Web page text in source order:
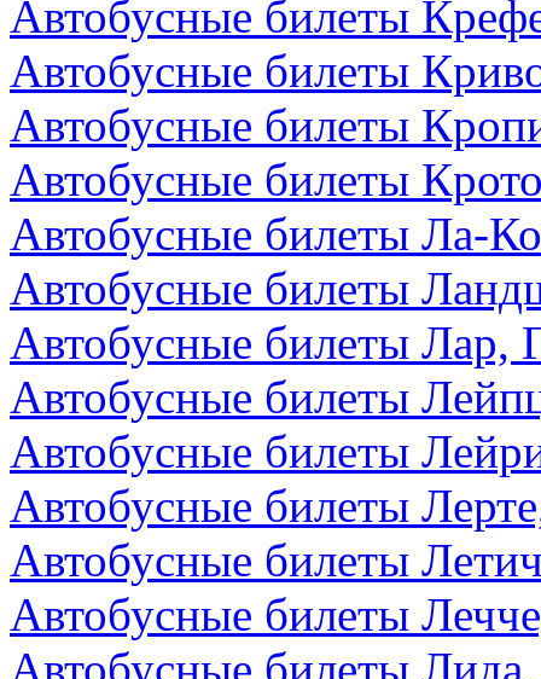
Автобусные билеты
Автобусные билеты
Автобусные билеты
Автобусные билеты
Автобусные билеты Ла-
Автобусные билеты
Автобусные билеты Лар,
Автобусные билеты
Автобусные билеты
Автобусные билеты
Автобусные билеты
Автобусные билеты
Автобусные билеты Лида,